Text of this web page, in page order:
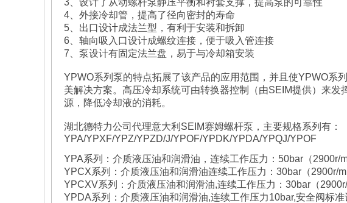
3、设计了从动螺杆泵静压平衡和衬套支撑，提高泵的可靠性
4、外接冷却管，提高了径向密封的寿命
5、出口设计成法兰型，有利于安装和拆卸
6、轴向吸入口设计成螺纹连接，便于吸入管连接
7、泵设计有固定法兰盘，易于与冷却箱安装
YPWO系列泵的特点拓展了该产品的应用范围，并且使YPWO系
美解决方案。高压冷却系统可由转换器控制（由SEIM提供）来发
源，降低冷却液的消耗。
湖北德特力公司代理意大利SEIM赛姆螺杆泵， 主要规格系列有：
YPA/YPXF/YPZ/YPZD/J/YPOF/YPDK/YPDA/YPQJ/YPOF
YPA系列：介质液压油和润滑油，连续工作压力：50bar（2900r/
YPCX系列：介质液压油和润滑油连续工作压力：30bar（2900r/
YPCXV系列：介质液压油和润滑油,连续工作压力：30bar（2900r/
YPDA系列：介质液压油和润滑油,连续工作压力10bar,安全阀标